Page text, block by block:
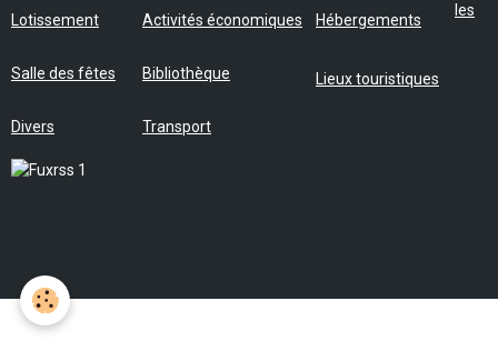
Lotissement Activités économiques Hébergements
Salle des fêtes Bibliothèque Lieux touristiques
Divers Transport
les